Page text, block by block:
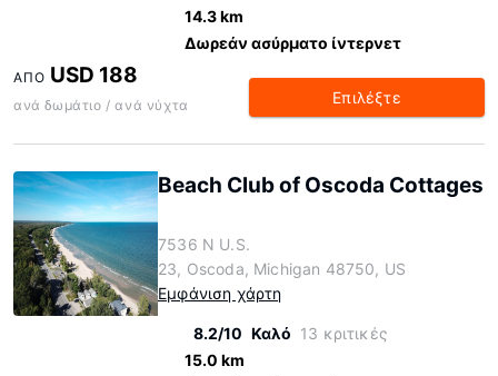
14.3 km
Δωρεάν ασύρματο ίντερνετ
ΑΠΌ USD 188
ανά δωμάτιο / ανά νύχτα Επιλέξτε
Beach Club of Oscoda Cottages
7536 N U.S.
23, Oscoda, Michigan 48750, US
Εμφάνιση χάρτη
8.2/10 Καλό 13 κριτικές
15.0 km